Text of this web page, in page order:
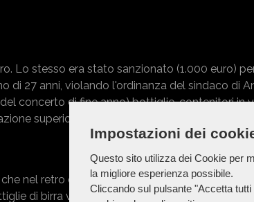
Impostazioni dei
Questo sito utilizza dei Cookie per
la migliore esperienza possibile.
Cliccando sul pulsante "Accetta
Lo stesso era stato sanzionato (1.000 euro)
di 27 anni, violando l'ordinanza del sindaco di
concerto di fine anno) bottiglie, contenitori
superiore a 5 gradi. Un'area del locale era
nel retro del negozio c'era una cella
di birra vuote, utilizzato per bivaccare. I